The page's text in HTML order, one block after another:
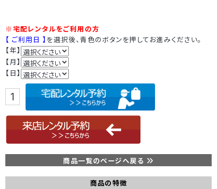
※宅配レンタルをご利用の方
【 ご利用日 】 を選択後、青色のボタンを押してお進みください。
【年】
【月】
【日】
商品一覧のページへ戻る
商品の特徴